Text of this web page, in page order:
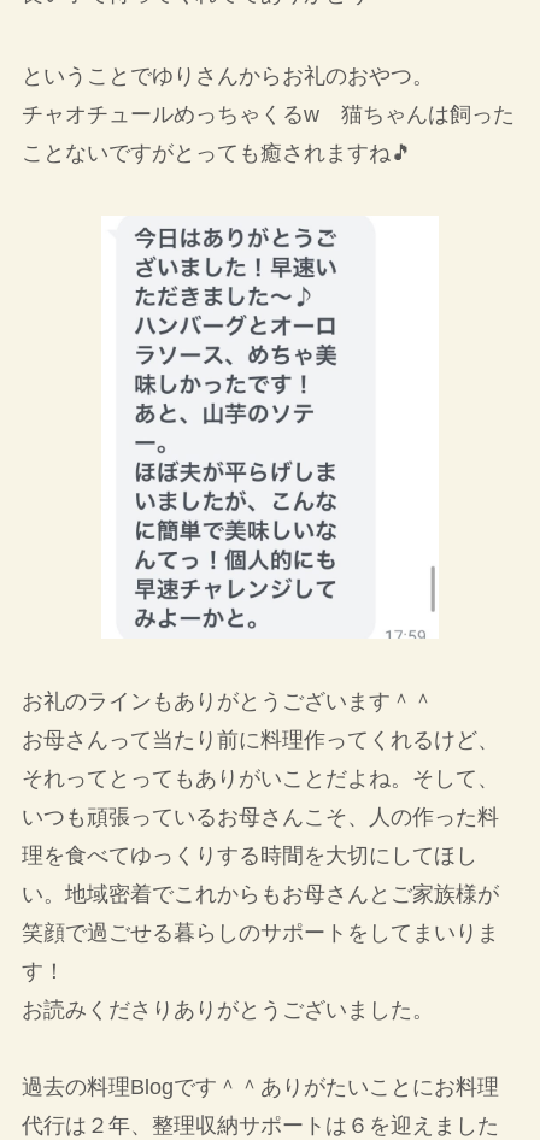
ということでゆりさんからお礼のおやつ。
チャオチュールめっちゃくるw 猫ちゃんは飼った
ことないですがとっても癒されますね🎵
お礼のラインもありがとうございます＾＾
お母さんって当たり前に料理作ってくれるけど、
それってとってもありがいことだよね。そして、
いつも頑張っているお母さんこそ、人の作った料
理を食べてゆっくりする時間を大切にしてほし
い。地域密着でこれからもお母さんとご家族様が
笑顔で過ごせる暮らしのサポートをしてまいりま
す！
お読みくださりありがとうございました。
過去の料理Blogです＾＾ありがたいことにお料理
代行は２年、整理収納サポートは６を迎えました